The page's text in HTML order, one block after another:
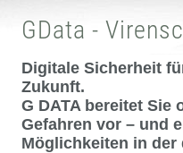
GData -
Digitale Sicherheit
Zukunft.
G DATA bereitet Sie
Gefahren vor – und
Möglichkeiten in